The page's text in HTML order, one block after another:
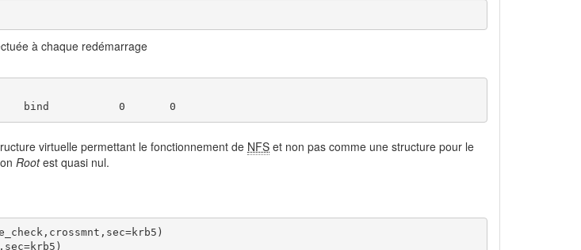
à chaque redémarrage
bind           0       0
virtuelle permettant le fonctionnement de NFS et non pas comme une structure pour le
Rootest quasi nul.